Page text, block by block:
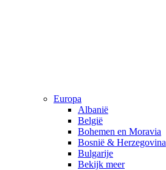
Europa
Albanië
België
Bohemen en Moravia
Bosnië & Herzegovina
Bulgarije
Bekijk meer